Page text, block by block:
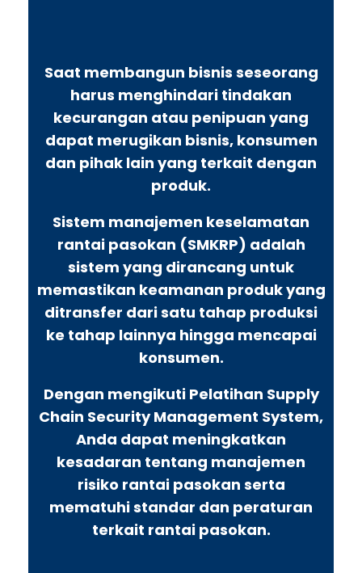
Saat membangun bisnis seseorang
harus menghindari tindakan
kecurangan atau penipuan yang
dapat merugikan bisnis, konsumen
dan pihak lain yang terkait dengan
produk.
Sistem manajemen keselamatan
rantai pasokan (SMKRP) adalah
sistem yang dirancang untuk
memastikan keamanan produk yang
ditransfer dari satu tahap produksi
ke tahap lainnya hingga mencapai
konsumen.
Dengan mengikuti Pelatihan Supply
Chain Security Management System,
Anda dapat meningkatkan
kesadaran tentang manajemen
risiko rantai pasokan serta
mematuhi standar dan peraturan
terkait rantai pasokan.